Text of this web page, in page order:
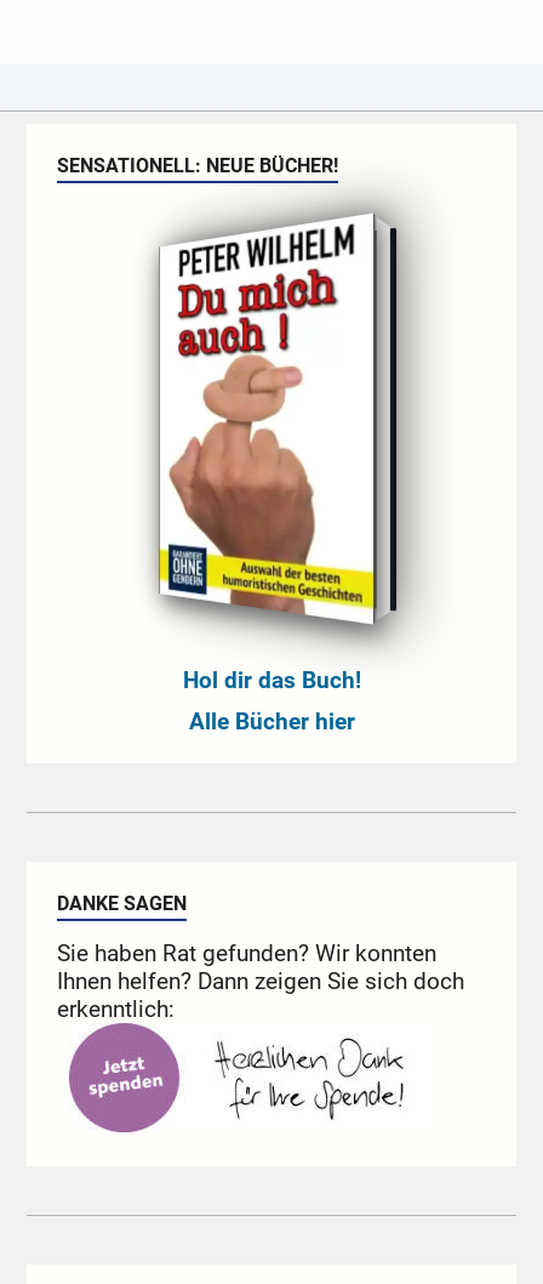
SENSATIONELL: NEUE BÜCHER!
Hol dir das Buch!
Alle Bücher hier
DANKE SAGEN
Sie haben Rat gefunden? Wir konnten
Ihnen helfen? Dann zeigen Sie sich doch
erkenntlich: